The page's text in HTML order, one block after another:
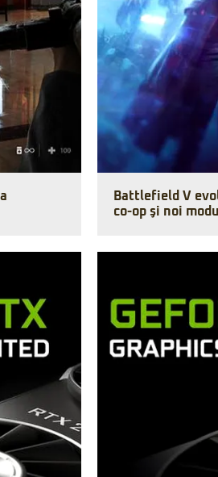
Battlefield V
co-op şi noi